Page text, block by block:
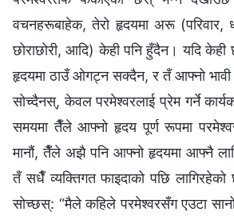
वचनहरूबाहेक, तेरो हृदयमा अरू (परिवार,
छोराछोरी, आदि) केही पनि हुँदैन। यदि
हृदयमा ठाउँ ओगट्न सक्दैन, र तँ आफ्नो भावी
सोच्दैनस्, केवल परमेश्‍वरलाई प्रेम गर्ने
समयमा तैँले आफ्नो हृदय पूर्ण रूपमा
मानौं, तैँले अझै पनि आफ्नो हृदयमा आफ्नै
तँ सधैँ व्यक्तिगत फाइदाको पछि
सोच्छस्: “मैले कहिले परमेश्‍वरसँग एउटा सानो